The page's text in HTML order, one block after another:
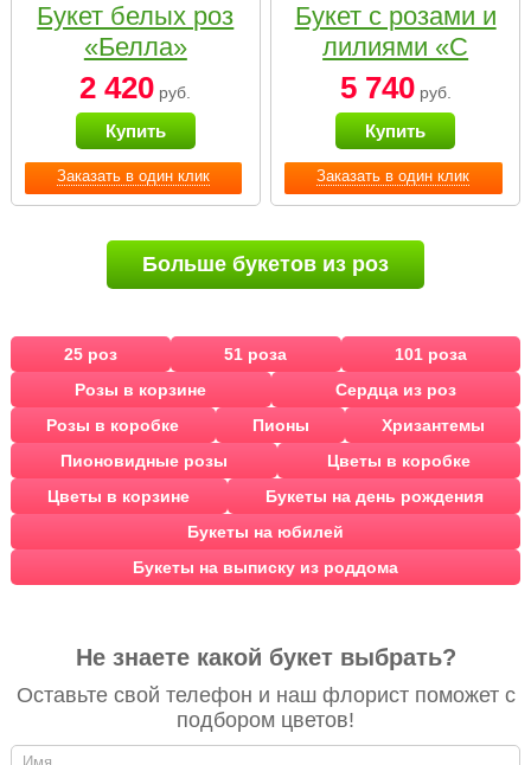
Заказать в один клик
Букет белых роз
«Белла»
2 420 руб.
Купить
Заказать в один клик
Букет с розами и
лилиями «С
наилучшими
пожеланиями»
5 740руб.
Купить
Больше букетов из роз
25 роз 51 роза
101 роза
Розы в корзине
Сердца из роз
Розы в коробке
Пионы
Хризантемы
Пионовидные розы
Цветы в коробке
Цветы в корзине
Букеты на день рождения
Букеты на юбилей
Букеты на выписку из роддома
Не знаете какой букет выбрать?
Оставьте свой телефон и наш флорист поможет с
подбором цветов!